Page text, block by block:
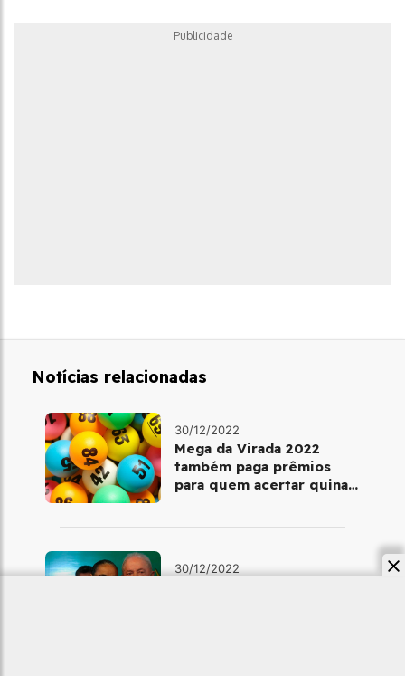
Publicidade
Notícias relacionadas
30/12/2022
Mega da Virada 2022
também paga prêmios
para quem acertar quina
30/12/2022